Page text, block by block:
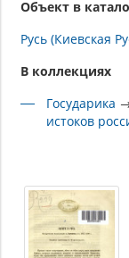
Объект в
Русь (Киевская
В коллекциях
Государика
истоков